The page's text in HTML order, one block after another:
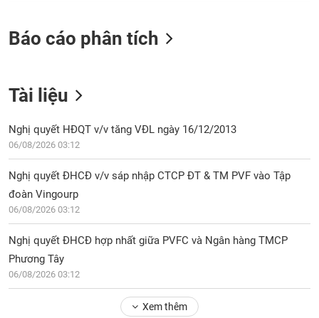
Báo cáo phân tích
Tài liệu
Nghị quyết HĐQT v/v tăng VĐL ngày 16/12/2013
06/08/2026 03:12
Nghị quyết ĐHCĐ v/v sáp nhập CTCP ĐT & TM PVF vào Tập
đoàn Vingourp
06/08/2026 03:12
Nghị quyết ĐHCĐ hợp nhất giữa PVFC và Ngân hàng TMCP
Phương Tây
06/08/2026 03:12
Xem thêm